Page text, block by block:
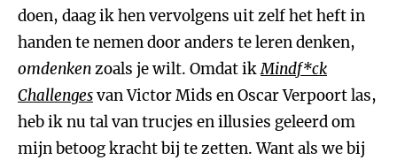
doen, daag ik hen vervolgens uit zelf het heft in
handen te nemen door anders te leren denken,
omdenkenzoals je wilt. Omdat ikMindf*ck
Challengesvan Victor Mids en Oscar Verpoort las,
heb ik nu tal van trucjes en illusies geleerd om
mijn betoog kracht bij te zetten. Want als we bij